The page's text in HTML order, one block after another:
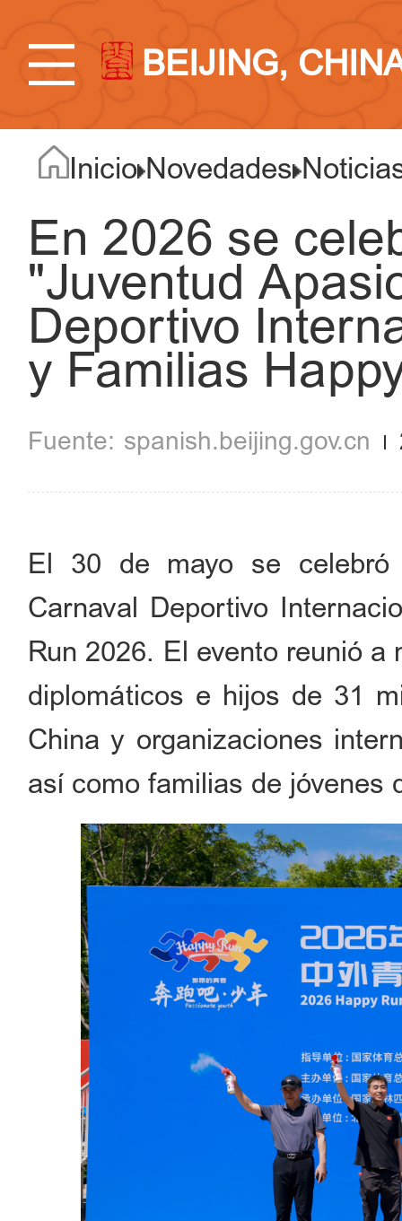
BEIJING,
Inicio Novedades
En 2026 se
"Juventud
Deportivo
y Familias
spanish.beijing.gov.cn
El 30 de mayo se celebró
Carnaval Deportivo
Run 2026. El evento reunió
diplomáticos e hijos de 31
China y organizaciones
así como familias de jóvenes